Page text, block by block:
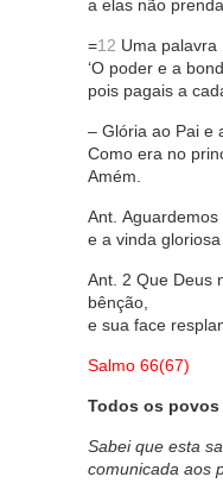
a elas não
=12 Uma palavra
‘O poder e a
pois pagais a
– Glória ao Pai e
Como era no
Amém.
Ant.
e a vinda gloriosa
Ant. 2 Que Deus
bênção,
e sua face
Salmo 66(67)
Todos os povos
Sabei que esta
comunicada aos